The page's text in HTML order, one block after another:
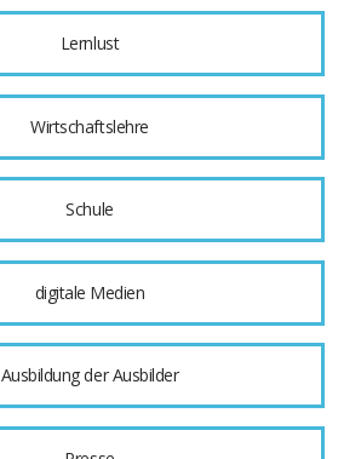
Lernlust
Wirtschaftslehre
Schule
digitale Medien
Ausbildung der Ausbilder